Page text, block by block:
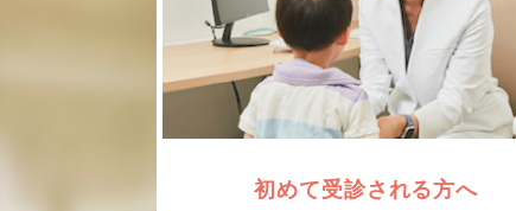
初めて受診される方へ